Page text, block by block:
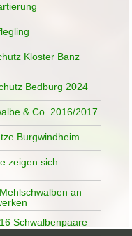
Kloster Banz
Bedburg 2024
& Co. 2016/2017
Burgwindheim
zeigen sich
an
Schwalbenpaare